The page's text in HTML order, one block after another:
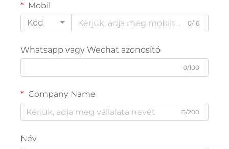
Mobil
Kód
0/16
Whatsapp vagy Wechat azonosító
0/100
Company Name
0/200
Név